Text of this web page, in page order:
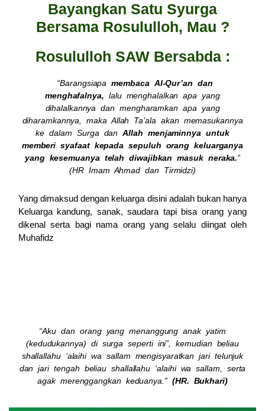
Bayangkan Satu Syurga
Bersama Rosululloh, Mau ?
Rosululloh SAW Bersabda :
“Barangsiapamembaca Al-Qur’an dan
menghafalnya, lalu menghalalkan apa yang
dihalalkannya dan mengharamkan apa yang
diharamkannya, maka Allah Ta’ala akan memasukannya
ke dalam Surga danAllah menjaminnya untuk
memberi syafaat kepada sepuluh orang keluarganya
yang kesemuanya telah diwajibkan masuk neraka.”
(HR Imam Ahmad dan Tirmidzi)
Yang dimaksud dengan keluarga disini adalah bukan hanya
Keluarga kandung, sanak, saudara tapi bisa orang yang
dikenal serta bagi nama orang yang selalu diingat oleh
Muhafidz
“Aku dan orang yang menanggung anak yatim
(kedudukannya) di surga seperti ini”, kemudian beliau
shallallahu ‘alaihi wa sallam mengisyaratkan jari telunjuk
dan jari tengah beliau shallallahu ‘alaihi wa sallam, serta
agak merenggangkan keduanya.” (HR. Bukhari)